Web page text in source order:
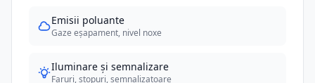
Emisii poluante
Gaze eșapament, nivel noxe
Iluminare și semnalizare
Faruri, stopuri, semnalizatoare